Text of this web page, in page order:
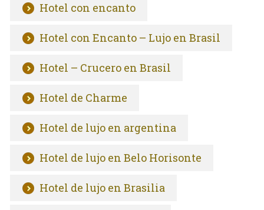
Hotel con encanto
Hotel con Encanto – Lujo en Brasil
Hotel – Crucero en Brasil
Hotel de Charme
Hotel de lujo en argentina
Hotel de lujo en Belo Horisonte
Hotel de lujo en Brasilia